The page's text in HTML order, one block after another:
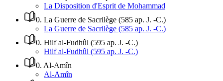
La Disposition d'Esprit de Mohammad
0. La Guerre de Sacrilège (585 ap. J. -C.)
La Guerre de Sacrilège (585 ap. J. -C.)
0. Hilf al-Fudhûl (595 ap. J. -C.)
Hilf al-Fudhûl (595 ap. J. -C.)
0. Al-Amîn
Al-Amîn